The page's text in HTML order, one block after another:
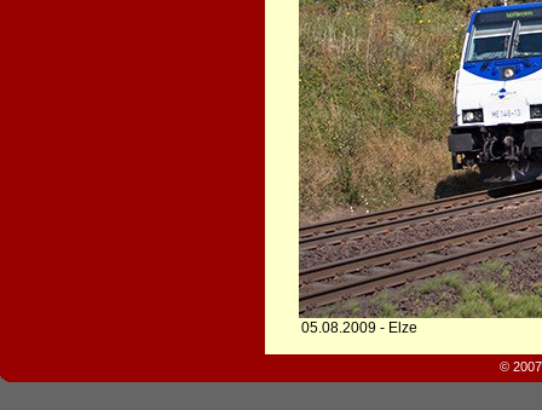
05.08.2009 - Elze
©